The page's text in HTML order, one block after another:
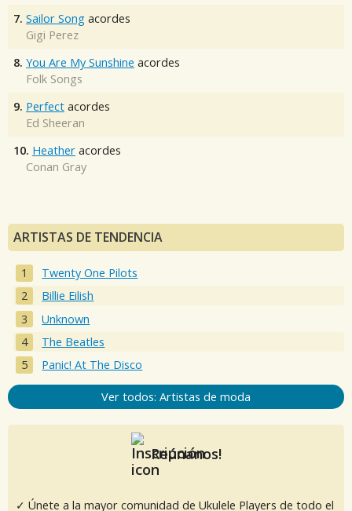
7. Sailor Song acordes
Gigi Perez
8. You Are My Sunshine acordes
Folk Songs
9. Perfect acordes
Ed Sheeran
10. Heather acordes
Conan Gray
ARTISTAS DE TENDENCIA
Twenty One Pilots
Billie Eilish
Unknown
The Beatles
Panic! At The Disco
Ver todos: Artistas de moda
Reúnanos!
✓ Únete a la mayor comunidad de Ukulele Players de todo el